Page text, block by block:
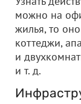
можно на
жилья, то
коттеджи,
и
и т. д.